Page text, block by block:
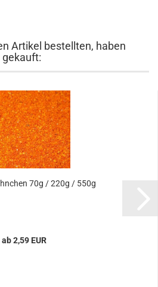
Artikel bestellten, haben
70g / 220g / 550g
ab 2,59 EUR